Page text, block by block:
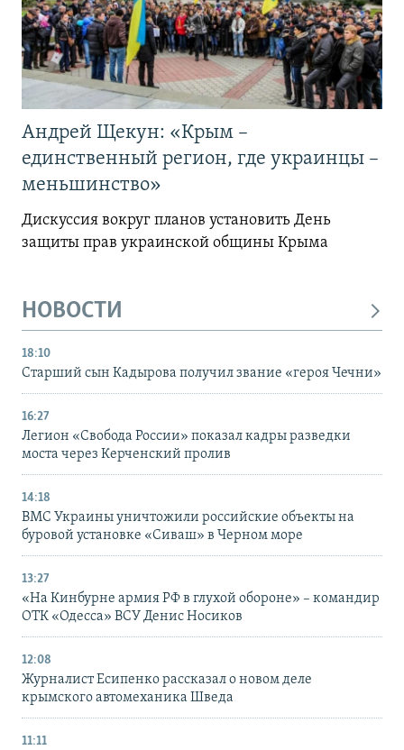
Андрей Щекун: «Крым –
единственный регион, где украинцы –
меньшинство»
Дискуссия вокруг планов установить День
защиты прав украинской общины Крыма
НОВОСТИ
18:10
Старший сын Кадырова получил звание «героя Чечни»
16:27
Легион «Свобода России» показал кадры разведки
моста через Керченский пролив
14:18
ВМС Украины уничтожили российские объекты на
буровой установке «Сиваш» в Черном море
13:27
«На Кинбурне армия РФ в глухой обороне» – командир
ОТК «Одесса» ВСУ Денис Носиков
12:08
Журналист Есипенко рассказал о новом деле
крымского автомеханика Шведа
11:11